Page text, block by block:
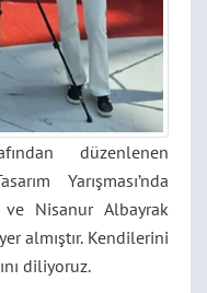
düzenlenen
Yarışması’nda
Nisanur Albayrak
almıştır. Kendilerini
diliyoruz.